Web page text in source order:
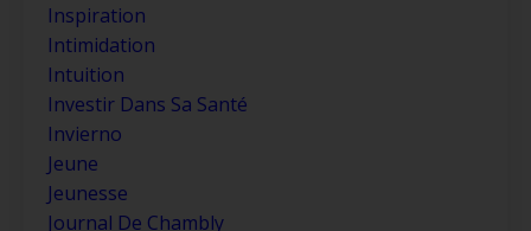
Inspiration
Intimidation
Intuition
Investir Dans Sa Santé
Invierno
Jeune
Jeunesse
Journal De Chambly